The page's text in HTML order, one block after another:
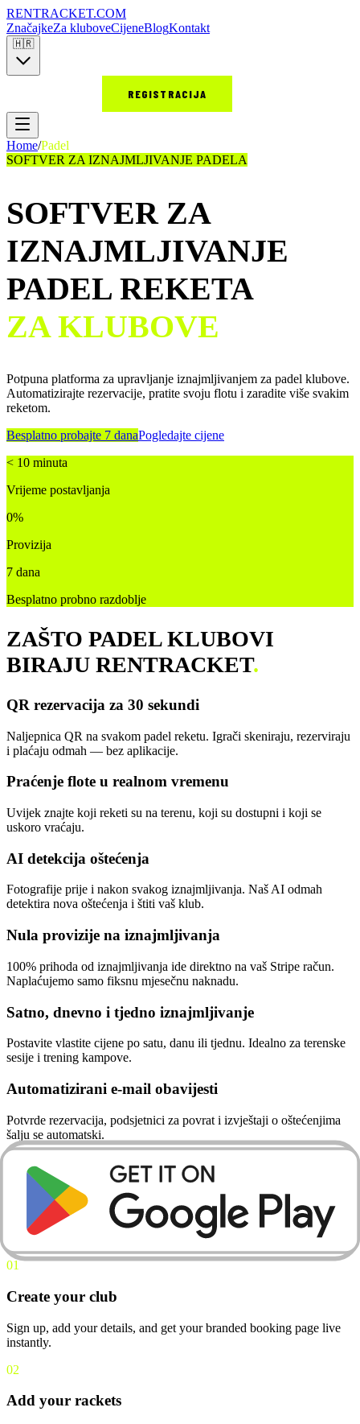
RENTRACKET.COM
ZnačajkeZa kluboveCijeneBlogKontakt
🇭🇷
REGISTRACIJA
Home/Padel
SOFTVER ZA IZNAJMLJIVANJE PADELA
SOFTVER ZA
IZNAJMLJIVANJE
PADEL REKETA
ZA KLUBOVE
Potpuna platforma za upravljanje iznajmljivanjem za padel klubove.
Automatizirajte rezervacije, pratite svoju flotu i zaradite više svakim
reketom.
Besplatno probajte 7 danaPogledajte cijene
< 10 minuta
Vrijeme postavljanja
0%
Provizija
7 dana
Besplatno probno razdoblje
ZAŠTO PADEL KLUBOVI
BIRAJU RENTRACKET.
QR rezervacija za 30 sekundi
Naljepnica QR na svakom padel reketu. Igrači skeniraju, rezerviraju
i plaćaju odmah — bez aplikacije.
Praćenje flote u realnom vremenu
Uvijek znajte koji reketi su na terenu, koji su dostupni i koji se
uskoro vraćaju.
AI detekcija oštećenja
Fotografije prije i nakon svakog iznajmljivanja. Naš AI odmah
detektira nova oštećenja i štiti vaš klub.
Nula provizije na iznajmljivanja
100% prihoda od iznajmljivanja ide direktno na vaš Stripe račun.
Naplaćujemo samo fiksnu mjesečnu naknadu.
Satno, dnevno i tjedno iznajmljivanje
Postavite vlastite cijene po satu, danu ili tjednu. Idealno za terenske
sesije i trening kampove.
Automatizirani e-mail obavijesti
Potvrde rezervacija, podsjetnici za povrat i izvještaji o oštećenjima
šalju se automatski.
THREE STEPS TO
YOUR FIRST RENTAL
01
Create your club
Sign up, add your details, and get your branded booking page live
instantly.
02
Add your rackets